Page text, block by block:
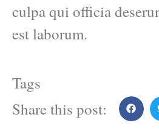
culpa qui officia
est laborum.
Tags
Share this post: